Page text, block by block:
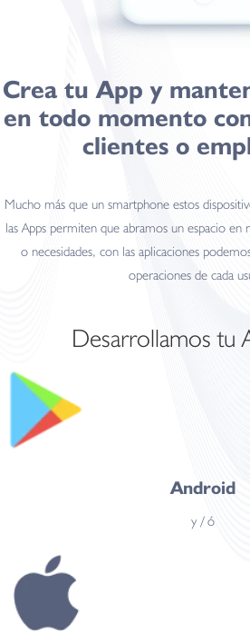
Crea tuApp y
en todo momento
clientes o
Mucho más que un smartphone estos
las Apps permiten que abramos un espacio en
o necesidades, con las aplicaciones
operaciones de cada
Desarrollamos tu
Android
y / ó